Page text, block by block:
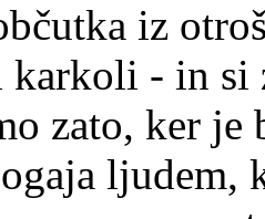
iz
karkoli - in si
zato, ker je